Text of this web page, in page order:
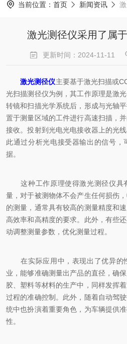
当前位置： 首页 新闻资讯 激
激光测径仪采用了属
更新时间：2024-11-11
激光测径仪主要基于激光扫描或
光扫描测径仪为例，其工作原理是激
转镜和扫描光学系统后，形成与光轴
置于测量区域的工件进行高速扫描，
接收。投射到光电光电接收器上的光
此通过分析光电接受器输出的信号，
据。
这种工作原理使得激光测径仪具
量，对于被测物体不会产生任何损伤
的测量，通常具有较高的测量精度和
高效率和高精度的要求。此外，有些
动调整测量参数，优化测量过程。
在实际应用中，表现出了优异的
业，能够准确测量出产品的直径，确
胶、塑料等材料的生产中，同样发挥
过程的准确控制。此外，随着自动驾
统中也扮演着重要角色，为车辆提供
性。